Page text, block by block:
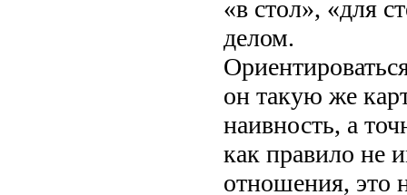
«в стол», «для
делом.
он такую же
наивность, а
как правило не
отношения, это